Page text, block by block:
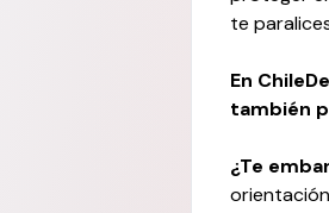
te
En
también
¿Te